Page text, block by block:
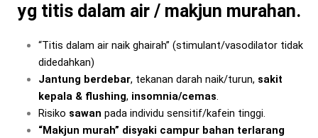
yg titis dalam air / makjun murahan.
“Titis dalam air naik ghairah” (stimulant/vasodilator tidak
didedahkan)
Jantung berdebar, tekanan darah naik/turun, sakit
kepala & flushing, insomnia/cemas.
Risiko sawan pada individu sensitif/kafein tinggi.
“Makjun murah” disyaki campur bahan terlarang